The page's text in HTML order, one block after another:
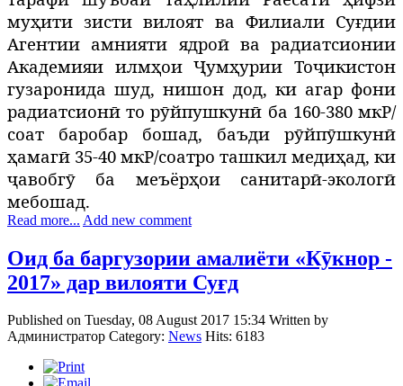
муҳити зисти вилоят ва Филиали Суғдии
Агентии амнияти ядроӣ ва радиатсионии
Академияи илмҳои Ҷумҳурии Тоҷикистон
гузаронида шуд, нишон дод, ки агар фони
радиатсионӣ то рӯйпушкунӣ ба 160-380 мкР/
соат баробар бошад, баъди рӯйпӯшкунӣ
ҳамагӣ 35-40 мкР/соатро ташкил медиҳад, ки
ҷавобгӯ ба меъёрҳои санитарӣ-экологӣ
мебошад.
Read more... Add new comment
Оид ба баргузории амалиёти «Кӯкнор -
2017» дар вилояти Суғд
Published on Tuesday, 08 August 2017 15:34 Written by
Администратор Category: News Hits: 6183